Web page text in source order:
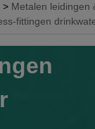
Metalen leidingen
fittingen